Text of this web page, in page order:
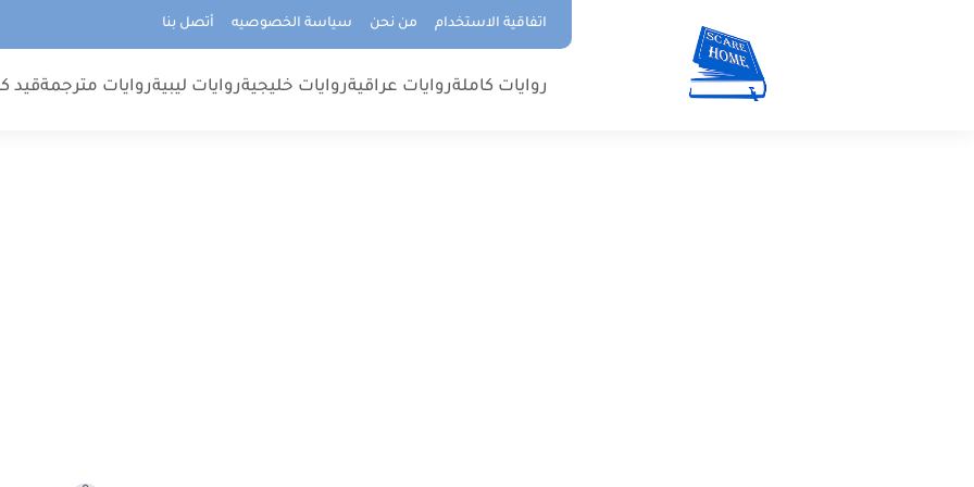
اتفاقية الاستخدام من نحن سياسة الخصوصيه أتصل بنا
روايات كاملةروايات عراقيةروايات خليجيةروايات ليبيةروايات مترجمةقيد